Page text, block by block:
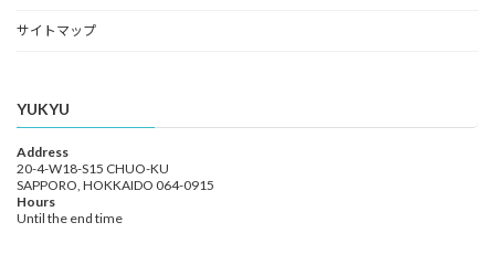
サイトマップ
YUKYU
Address
20-4-W18-S15 CHUO-KU
SAPPORO, HOKKAIDO 064-0915
Hours
Until the end time